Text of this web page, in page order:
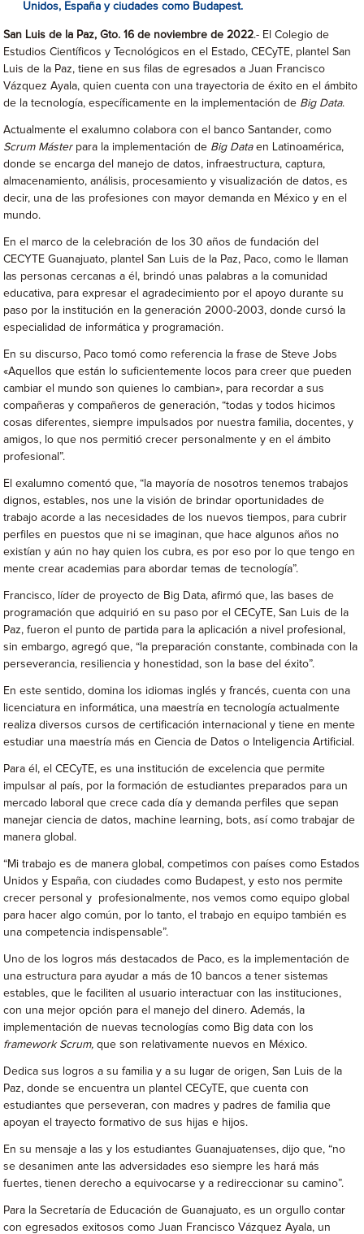
Unidos, España y ciudades como Budapest.
San Luis de la Paz, Gto. 16 de noviembre de 2022.- El Colegio de
Estudios Científicos y Tecnológicos en el Estado, CECyTE, plantel San
Luis de la Paz, tiene en sus filas de egresados a Juan Francisco
Vázquez Ayala, quien cuenta con una trayectoria de éxito en el ámbito
de la tecnología, específicamente en la implementación de Big Data.
Actualmente el exalumno colabora con el banco Santander, como
Scrum Másterpara la implementación de Big Dataen Latinoamérica,
donde se encarga del manejo de datos, infraestructura, captura,
almacenamiento, análisis, procesamiento y visualización de datos, es
decir, una de las profesiones con mayor demanda en México y en el
mundo.
En el marco de la celebración de los 30 años de fundación del
CECYTE Guanajuato, plantel San Luis de la Paz, Paco, como le llaman
las personas cercanas a él, brindó unas palabras a la comunidad
educativa, para expresar el agradecimiento por el apoyo durante su
paso por la institución en la generación 2000-2003, donde cursó la
especialidad de informática y programación.
En su discurso, Paco tomó como referencia la frase de Steve Jobs
«Aquellos que están lo suficientemente locos para creer que pueden
cambiar el mundo son quienes lo cambian», para recordar a sus
compañeras y compañeros de generación, “todas y todos hicimos
cosas diferentes, siempre impulsados por nuestra familia, docentes, y
amigos, lo que nos permitió crecer personalmente y en el ámbito
profesional”.
El exalumno comentó que, “la mayoría de nosotros tenemos trabajos
dignos, estables, nos une la visión de brindar oportunidades de
trabajo acorde a las necesidades de los nuevos tiempos, para cubrir
perfiles en puestos que ni se imaginan, que hace algunos años no
existían y aún no hay quien los cubra, es por eso por lo que tengo en
mente crear academias para abordar temas de tecnología”.
Francisco, líder de proyecto de Big Data, afirmó que, las bases de
programación que adquirió en su paso por el CECyTE, San Luis de la
Paz, fueron el punto de partida para la aplicación a nivel profesional,
sin embargo, agregó que, “la preparación constante, combinada con la
perseverancia, resiliencia y honestidad, son la base del éxito”.
En este sentido, domina los idiomas inglés y francés, cuenta con una
licenciatura en informática, una maestría en tecnología actualmente
realiza diversos cursos de certificación internacional y tiene en mente
estudiar una maestría más en Ciencia de Datos o Inteligencia Artificial.
Para él, el CECyTE, es una institución de excelencia que permite
impulsar al país, por la formación de estudiantes preparados para un
mercado laboral que crece cada día y demanda perfiles que sepan
manejar ciencia de datos, machine learning, bots, así como trabajar de
manera global.
“Mi trabajo es de manera global, competimos con países como Estados
Unidos y España, con ciudades como Budapest, y esto nos permite
crecer personal y profesionalmente, nos vemos como equipo global
para hacer algo común, por lo tanto, el trabajo en equipo también es
una competencia indispensable”.
Uno de los logros más destacados de Paco, es la implementación de
una estructura para ayudar a más de 10 bancos a tener sistemas
estables, que le faciliten al usuario interactuar con las instituciones,
con una mejor opción para el manejo del dinero. Además, la
implementación de nuevas tecnologías como Big data con los
framework Scrum, que son relativamente nuevos en México.
Dedica sus logros a su familia y a su lugar de origen, San Luis de la
Paz, donde se encuentra un plantel CECyTE, que cuenta con
estudiantes que perseveran, con madres y padres de familia que
apoyan el trayecto formativo de sus hijas e hijos.
En su mensaje a las y los estudiantes Guanajuatenses, dijo que, “no
se desanimen ante las adversidades eso siempre les hará más
fuertes, tienen derecho a equivocarse y a redireccionar su camino”.
Para la Secretaría de Educación de Guanajuato, es un orgullo contar
con egresados exitosos como Juan Francisco Vázquez Ayala, un